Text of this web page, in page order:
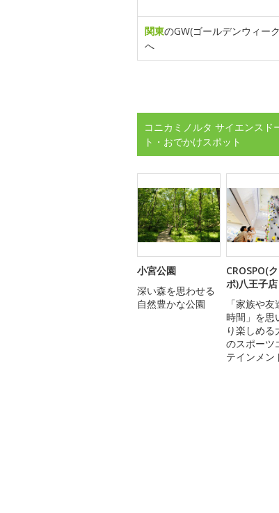
関東のGW(ゴールデンウィー
へ
コニカミノルタ サイエンス
ト・おでかけスポット
小宮公園
深い森を思わせる
自然豊かな公園
CROSPO(
ポ)八王子店
「家族や
時間」を思
り楽しめる
のスポーツ
テインメン